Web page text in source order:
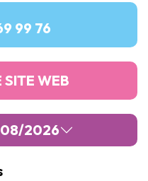
99 76
SITE WEB
2026